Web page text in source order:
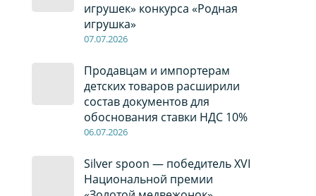
игрушек» конкурса «Родная
игрушка»
07.07.2026
Продавцам и импортерам
детских товаров расширили
состав документов для
обоснования ставки НДС 10%
06.07.2026
Silver spoon — победитель XVI
Национальной премии